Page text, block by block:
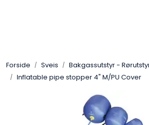
Forside Sveis
Bakgassutstyr -
Inflatable pipe stopper 4" M/PU Cover
Pakning